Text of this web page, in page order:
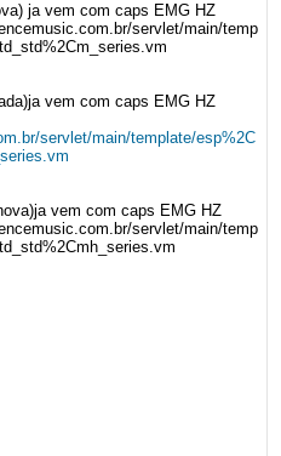
ja vem com caps EMG HZ
servlet/main/temp
vem com caps EMG HZ
servlet/main/template/esp%2C
vem com caps EMG HZ
servlet/main/temp